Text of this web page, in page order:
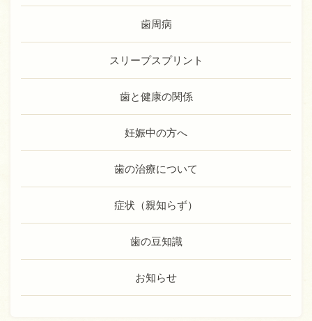
歯周病
スリープスプリント
歯と健康の関係
妊娠中の方へ
歯の治療について
症状（親知らず）
歯の豆知識
お知らせ